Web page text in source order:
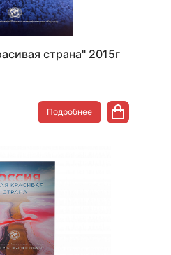
страна" 2015г
Подробнее